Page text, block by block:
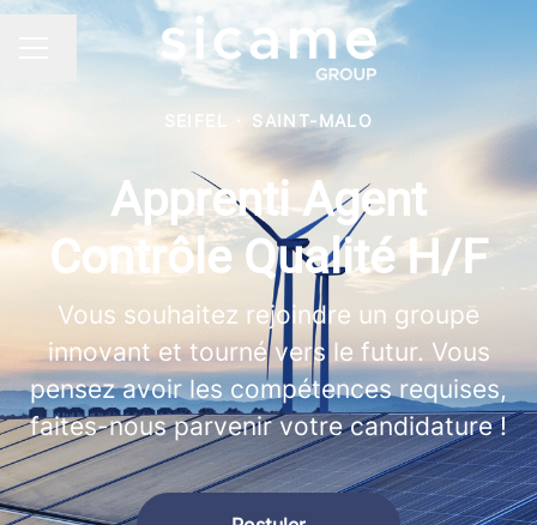
MENU CARRIÈRE
Changer la langue
SEIFEL · SAINT-MALO
Apprenti Agent
Contrôle Qualité H/F
Vous souhaitez rejoindre un groupe
innovant et tourné vers le futur. Vous
pensez avoir les compétences requises,
faites-nous parvenir votre candidature !